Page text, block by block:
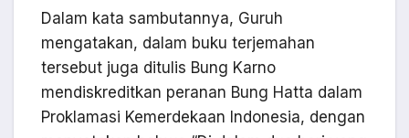
Dalam kata sambutannya, Guruh
mengatakan, dalam buku terjemahan
tersebut juga ditulis Bung Karno
mendiskreditkan peranan Bung Hatta dalam
Proklamasi Kemerdekaan Indonesia, dengan